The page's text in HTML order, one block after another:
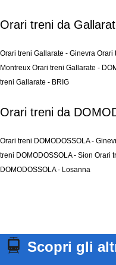
Orari treni da
Orari treni Gallarate - Ginevra Orari
Montreux Orari treni Gallarate -
treni Gallarate - BRIG
Orari treni da
Orari treni DOMODOSSOLA -
treni DOMODOSSOLA - Sion Orari
DOMODOSSOLA - Losanna
Scopri gli